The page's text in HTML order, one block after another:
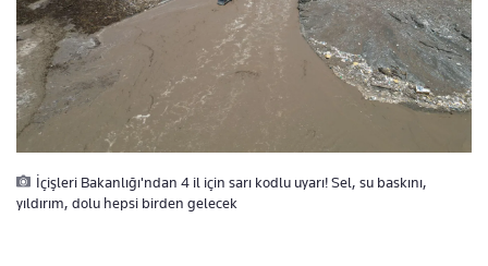
İçişleri Bakanlığı'ndan 4 il için sarı kodlu uyarı! Sel, su baskını,
yıldırım, dolu hepsi birden gelecek